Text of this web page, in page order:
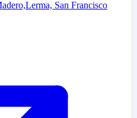
San Francisco